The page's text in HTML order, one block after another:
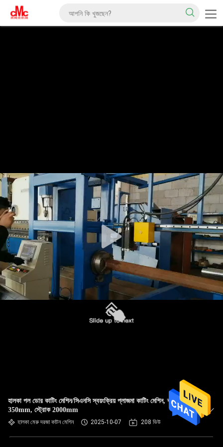
হালকা পল ডোর কাটিং মেশিন/সিএনসি স্বয়ংক্রিয় প্লাজমা কাটিং মেশিন, ব্যাস
350mm, স্ট্রোক 2000mm
হালকা মেরু দরজা কাটন মেশিন 2025-10-07 208 ভিউ